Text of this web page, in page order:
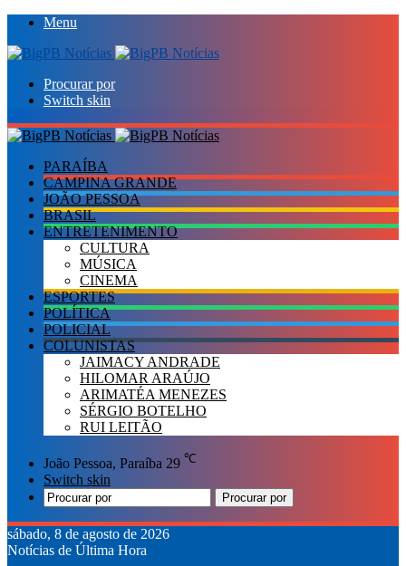
Menu
Procurar por
Switch skin
PARAÍBA
CAMPINA GRANDE
JOÃO PESSOA
BRASIL
ENTRETENIMENTO
CULTURA
MÚSICA
CINEMA
ESPORTES
POLÍTICA
POLICIAL
COLUNISTAS
JAIMACY ANDRADE
HILOMAR ARAÚJO
ARIMATÉA MENEZES
SÉRGIO BOTELHO
RUI LEITÃO
João Pessoa, Paraíba 29 ℃
Switch skin
Procurar por
sábado, 8 de agosto de 2026
Notícias de Última Hora